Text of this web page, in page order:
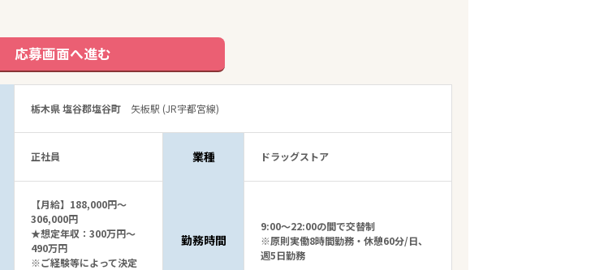
応募画面へ進む
栃木県 塩谷郡塩谷町 矢板駅 (JR宇都宮線)
正社員 業種 ドラッグストア
【月給】188,000円～
306,000円
★想定年収：300万円～
490万円
※ご経験等によって決定
勤務時間
9:00～22:00の間で交替制
※原則実働8時間勤務・休憩60分/日、
週5日勤務